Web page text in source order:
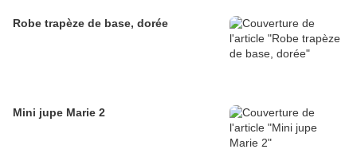
Robe trapèze de base, dorée
Mini jupe Marie 2